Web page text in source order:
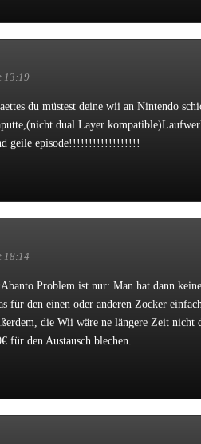
13:19
du müstest deine wii an Nintendo
dual Layer
geile episode!!!!!!!!!!!!!!!!!!
18:14
Problem ist nur: Man hat dann
für den einen oder anderen Zocker
die Wii wäre ne längere Zeit nicht
für den Austausch blechen.